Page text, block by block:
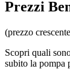
Prezzi
(prezzo
Scopri quali
subito la pompa